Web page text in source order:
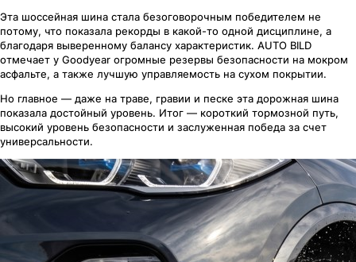
Эта шоссейная шина стала безоговорочным победителем не
потому, что показала рекорды в какой-то одной дисциплине, а
благодаря выверенному балансу характеристик. AUTO BILD
отмечает у Goodyear огромные резервы безопасности на мокром
асфальте, а также лучшую управляемость на сухом покрытии.
Но главное — даже на траве, гравии и песке эта дорожная шина
показала достойный уровень. Итог — короткий тормозной путь,
высокий уровень безопасности и заслуженная победа за счет
универсальности.